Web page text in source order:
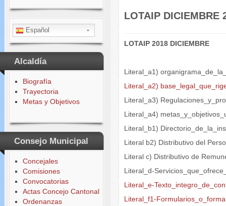
Español
Alcaldía
Biografía
Trayectoria
Metas y Objetivos
Consejo Municipal
Concejales
Comisiones
Convocatorias
Actas Concejo Cantonal
Ordenanzas
LOTAIP DICIEMBRE
LOTAIP 2018 DICIEMBRE
Literal_a1)
Literal_a2)
Literal_a3)
Literal_a4)
Literal_b1)
Literal b2) Distributivo del
Literal c) Distributivo de
Literal_d-
Literal_e-
Literal_f1-